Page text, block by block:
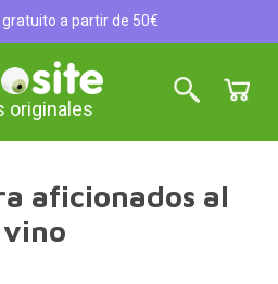
gratuito a partir de 50€
originales
aficionados al
vino